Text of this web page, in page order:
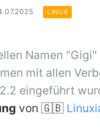
LINUX
Namen
mit allen
eingeführt
von 🇬🇧